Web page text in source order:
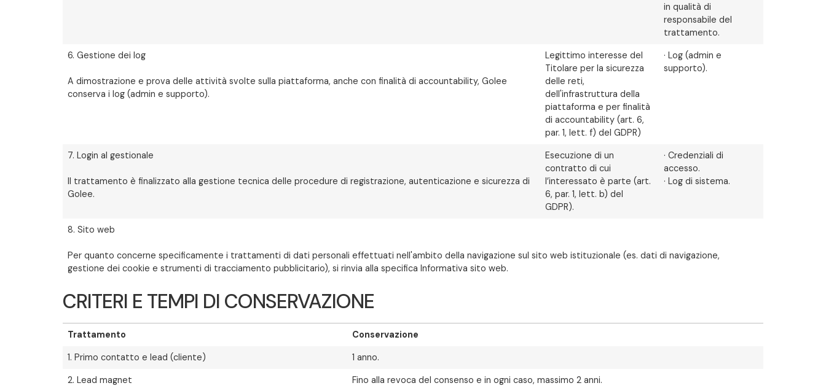
in qualità di
responsabile del
trattamento.
6. Gestione dei log
A dimostrazione e prova delle attività svolte sulla piattaforma, anche con finalità di accountability, Golee
conserva i log (admin e supporto).
Legittimo interesse del
Titolare per la sicurezza
delle reti,
dell'infrastruttura della
piattaforma e per finalità
di accountability (art. 6,
par. 1, lett. f) del GDPR)
· Log (admin e
supporto).
7. Login al gestionale
Il trattamento è finalizzato alla gestione tecnica delle procedure di registrazione, autenticazione e sicurezza di
Golee.
Esecuzione di un
contratto di cui
l’interessato è parte (art.
6, par. 1, lett. b) del
GDPR).
· Credenziali di
accesso.
· Log di sistema.
8. Sito web
Per quanto concerne specificamente i trattamenti di dati personali effettuati nell'ambito della navigazione sul sito web istituzionale (es. dati di navigazione,
gestione dei cookie e strumenti di tracciamento pubblicitario), si rinvia alla specifica Informativa sito web.
CRITERI E TEMPI DI CONSERVAZIONE
Trattamento Conservazione
1. Primo contatto e lead (cliente) 1 anno.
2. Lead magnet Fino alla revoca del consenso e in ogni caso, massimo 2 anni.